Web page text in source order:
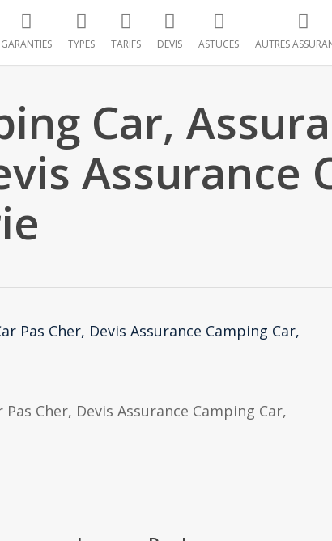
GARANTIES TYPES TARIFS DEVIS ASTUCES AUTRES
Car,
Assurance
Cher, Devis Assurance Camping Car,